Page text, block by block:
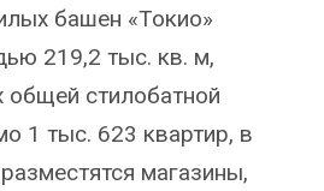
башен «Токио»
219,2 тыс. кв. м,
стилобатной
1 тыс. 623 квартир, в
магазины,